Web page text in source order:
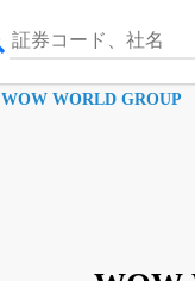
WOW WORLD GROUP